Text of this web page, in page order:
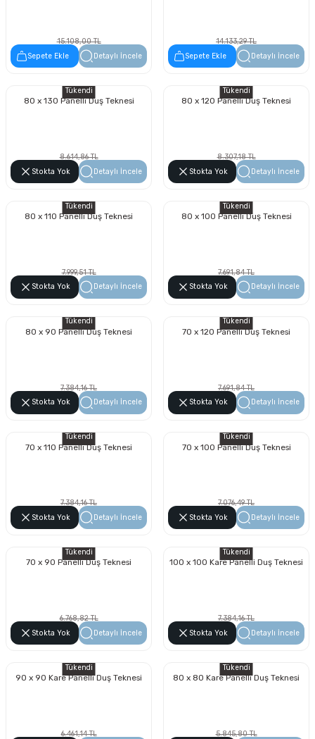
15.108,00 TL
8.611,56 TL
Sepete Ekle Detaylı İncele
14.133,29 TL
8.055,97 TL
Sepete Ekle Detaylı İncele
Tükendi
80 x 130 Panelli Duş Teknesi
8.614,86 TL
4.910,47 TL
Stokta Yok Detaylı İncele
Tükendi
80 x 120 Panelli Duş Teknesi
8.307,18 TL
4.735,09 TL
Stokta Yok Detaylı İncele
Tükendi
80 x 110 Panelli Duş Teknesi
7.999,51 TL
4.559,72 TL
Stokta Yok Detaylı İncele
Tükendi
80 x 100 Panelli Duş Teknesi
7.691,84 TL
4.384,35 TL
Stokta Yok Detaylı İncele
Tükendi
80 x 90 Panelli Duş Teknesi
7.384,16 TL
4.208,97 TL
Stokta Yok Detaylı İncele
Tükendi
70 x 120 Panelli Duş Teknesi
7.691,84 TL
4.384,35 TL
Stokta Yok Detaylı İncele
Tükendi
70 x 110 Panelli Duş Teknesi
7.384,16 TL
4.208,97 TL
Stokta Yok Detaylı İncele
Tükendi
70 x 100 Panelli Duş Teknesi
7.076,49 TL
4.033,60 TL
Stokta Yok Detaylı İncele
Tükendi
70 x 90 Panelli Duş Teknesi
6.768,82 TL
3.858,23 TL
Stokta Yok Detaylı İncele
Tükendi
100 x 100 Kare Panelli Duş Teknesi
7.384,16 TL
4.208,97 TL
Stokta Yok Detaylı İncele
Tükendi
90 x 90 Kare Panelli Duş Teknesi
6.461,14 TL
Tükendi
80 x 80 Kare Panelli Duş Teknesi
5.845,80 TL